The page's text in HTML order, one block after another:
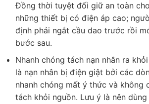
Đồng thời tuyệt đối giữ an toàn
những thiết bị có điện áp cao;
định phải ngắt cầu dao trước rồi
bước sau.
Nhanh chóng tách nạn nhân ra
là nạn nhân bị điện giật bởi các
nhanh chóng mất ý thức và không
tách khỏi nguồn. Lưu ý là nên